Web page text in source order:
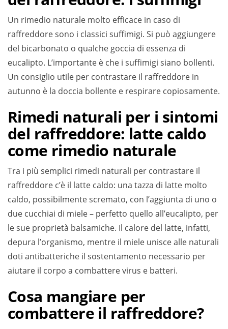
Un rimedio naturale molto efficace in caso di
raffreddore sono i classici suffimigi. Si può aggiungere
del bicarbonato o qualche goccia di essenza di
eucalipto. L’importante è che i suffimigi siano bollenti.
Un consiglio utile per contrastare il raffreddore in
autunno è la doccia bollente e respirare copiosamente.
Rimedi naturali per i sintomi
del raffreddore: latte caldo
come rimedio naturale
Tra i più semplici rimedi naturali per contrastare il
raffreddore c’è il latte caldo: una tazza di latte molto
caldo, possibilmente scremato, con l’aggiunta di uno o
due cucchiai di miele – perfetto quello all’eucalipto, per
le sue proprietà balsamiche. Il calore del latte, infatti,
depura l’organismo, mentre il miele unisce alle naturali
doti antibatteriche il sostentamento necessario per
aiutare il corpo a combattere virus e batteri.
Cosa mangiare per
combattere il raffreddore?